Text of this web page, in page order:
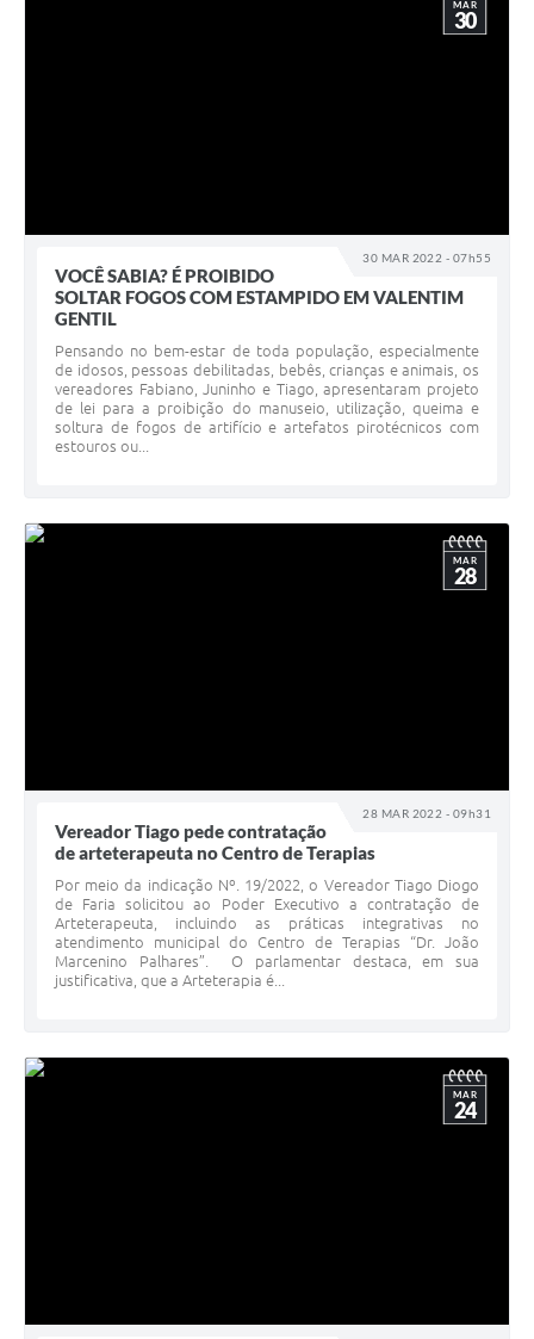
30 MAR 2022 - 07h55
MAR
30
VOCÊ SABIA? É PROIBIDO
SOLTAR FOGOS COM ESTAMPIDO EM VALENTIM
GENTIL
Pensando no bem-estar de toda população, especialmente
de idosos, pessoas debilitadas, bebês, crianças e animais, os
vereadores Fabiano, Juninho e Tiago, apresentaram projeto
de lei para a proibição do manuseio, utilização, queima e
soltura de fogos de artifício e artefatos pirotécnicos com
estouros ou...
28 MAR 2022 - 09h31
MAR
28
Vereador Tiago pede contratação
de arteterapeuta no Centro de Terapias
Por meio da indicação Nº. 19/2022, o Vereador Tiago Diogo
de Faria solicitou ao Poder Executivo a contratação de
Arteterapeuta, incluindo as práticas integrativas no
atendimento municipal do Centro de Terapias “Dr. João
Marcenino Palhares”. O parlamentar destaca, em sua
justificativa, que a Arteterapia é...
MAR
24